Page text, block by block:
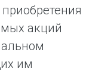
акций
им